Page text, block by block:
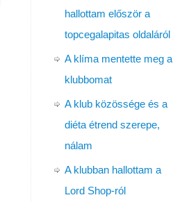
hallottam először a
topcegalapitas oldaláról
A klíma mentette meg a
klubbomat
A klub közössége és a
diéta étrend szerepe,
nálam
A klubban hallottam a
Lord Shop-ról